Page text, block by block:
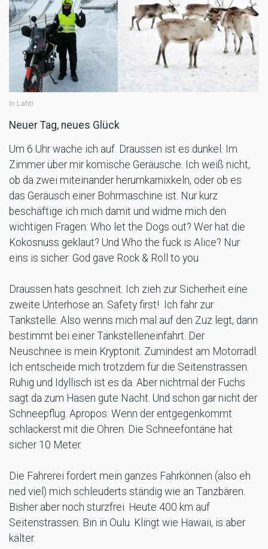
In Lahti
Neuer Tag, neues Glück
Um 6 Uhr wache ich auf. Draussen ist es dunkel. Im
Zimmer über mir komische Geräusche. Ich weiß nicht,
ob da zwei miteinander herumkarnixkeln, oder ob es
das Geräusch einer Bohrmaschine ist. Nur kurz
beschäftige ich mich damit und widme mich den
wichtigen Fragen: Who let the Dogs out? Wer hat die
Kokosnuss geklaut? Und Who the fuck is Alice? Nur
eins is sicher: God gave Rock & Roll to you
Draussen hats geschneit. Ich zieh zur Sicherheit eine
zweite Unterhose an. Safety first! Ich fahr zur
Tankstelle. Also wenns mich mal auf den Zuz legt, dann
bestimmt bei einer Tankstelleneinfahrt. Der
Neuschnee is mein Kryptonit. Zumindest am Motorradl.
Ich entscheide mich trotzdem für die Seitenstrassen.
Ruhig und Idyllisch ist es da. Aber nichtmal der Fuchs
sagt da zum Hasen gute Nacht. Und schon gar nicht der
Schneepflug. Apropos: Wenn der entgegenkommt
schlackerst mit die Ohren. Die Schneefontäne hat
sicher 10 Meter.
Die Fahrerei fordert mein ganzes Fahrkönnen (also eh
ned viel) mich schleuderts ständig wie an Tanzbären.
Bisher aber noch sturzfrei. Heute 400 km auf
Seitenstrassen. Bin in Oulu. Klingt wie Hawaii, is aber
kälter.